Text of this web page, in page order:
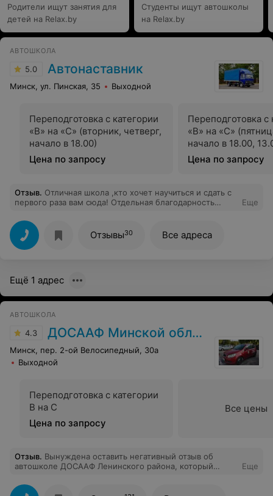
конца занятия!!!!!!! Это форменное!!наплевательское!!
отношение директора Шабловского А.В. в лице
Родители ищут занятия для
детей на Relax.by
Студенты ищут автошколы
на Relax.by
АВТОШКОЛА
5.0 Автонаставник
Минск, ул. Пинская, 35 Выходной
Переподготовка с категории
«В» на «С» (вторник, четверг,
начало в 18.00)
Цена по запросу
Переподготовка с
«В» на «С»
начало в 18.00,
Цена по запросу
Отзыв. Отличная школа ,кто хочет научиться и сдать с
первого раза вам сюда! Отдельная благодарность
Еще
Отзывы30 Все адреса
Ещё 1 адрес
АВТОШКОЛА
4.3 ДОСААФ Минской области
Минск, пер. 2-ой Велосипедный, 30а
Выходной
Переподготовка с категории
В на С
Цена по запросу
Все цены
Отзыв. Вынуждена оставить негативный отзыв об
автошколе ДОСААФ Ленинского района, который
( Петр ) преподавалась отлично, было много зачетов,
Еще